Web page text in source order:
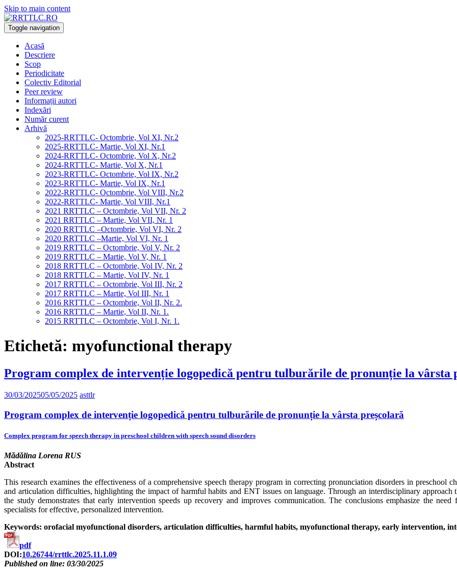
Skip to main content
Toggle navigation
Acasă
Descriere
Scop
Periodicitate
Colectiv Editorial
Peer review
Informații autori
Indexări
Număr curent
Arhivă
2025-RRTTLC- Octombrie, Vol XI, Nr.2
2025-RRTTLC- Martie, Vol XI, Nr.1
2024-RRTTLC- Octombrie, Vol X, Nr.2
2024-RRTTLC- Martie, Vol X, Nr.1
2023-RRTTLC- Octombrie, Vol IX, Nr.2
2023-RRTTLC- Martie, Vol IX, Nr.1
2022-RRTTLC- Octombrie, Vol VIII, Nr.2
2022-RRTTLC- Martie, Vol VIII, Nr.1
2021 RRTTLC – Octombrie, Vol VII, Nr. 2
2021 RRTTLC – Martie, Vol VII, Nr. 1
2020 RRTTLC –Octombrie, Vol VI, Nr. 2
2020 RRTTLC –Martie, Vol VI, Nr. 1
2019 RRTTLC – Octombrie, Vol V, Nr. 2
2019 RRTTLC – Martie, Vol V, Nr. 1
2018 RRTTLC – Octombrie, Vol IV, Nr. 2
2018 RRTTLC – Martie, Vol IV, Nr. 1
2017 RRTTLC – Octombrie, Vol III, Nr. 2
2017 RRTTLC – Martie, Vol III, Nr. 1
2016 RRTTLC – Octombrie, Vol II, Nr. 2.
2016 RRTTLC – Martie, Vol II, Nr. 1.
2015 RRTTLC – Octombrie, Vol I, Nr. 1.
Etichetă: myofunctional therapy
Program complex de intervenție logopedică pentru tulburările de pronunție la vârsta
30/03/202505/05/2025 asttlr
Program complex de intervenție logopedică pentru tulburările de pronunție la vârsta preșcolară
Complex program for speech therapy in preschool children with speech sound disorders
Mădălina Lorena RUS
Abstract
This research examines the effectiveness of a comprehensive speech therapy program in correcting pronunciation disorders in
and articulation difficulties, highlighting the impact of harmful habits and ENT issues on language. Through an interdisciplinary approach
the study demonstrates that early intervention speeds up recovery and improves communication. The conclusions emphasize the
specialists for effective, personalized intervention.
Keywords: orofacial myofunctional disorders, articulation difficulties, harmful habits, myofunctional therapy, early intervention,
pdf
DOI:10.26744/rrttlc.2025.11.1.09
Published on line: 03/30/2025